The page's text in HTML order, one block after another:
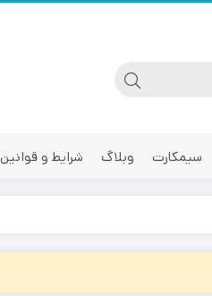
سیمکارت وبلاگ شرایط و قوانین